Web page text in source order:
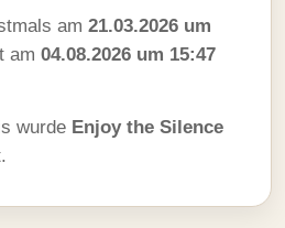
am 21.03.2026 um
am 04.08.2026 um 15:47
wurde Enjoy the Silence